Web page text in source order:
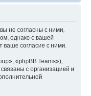
не согласны с ними,
однако с вашей
согласие с ними.
«phpBB Teams»),
с организацией и